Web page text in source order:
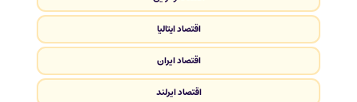
اقتصاد ایتالیا
اقتصاد ایران
اقتصاد ایرلند